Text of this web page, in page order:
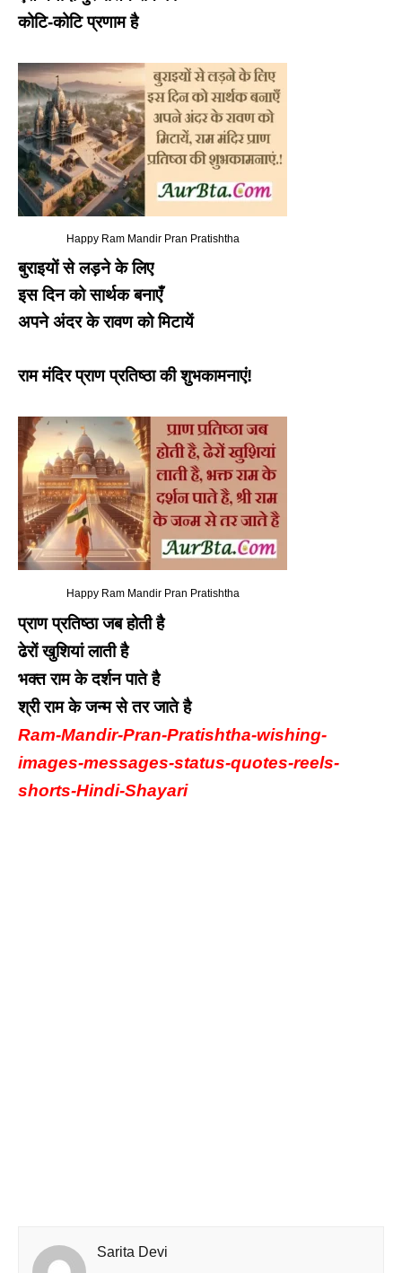
कोटि-कोटि प्रणाम है
Happy Ram Mandir Pran Pratishtha
बुराइयों से लड़ने के लिए
इस दिन को सार्थक बनाएँ
अपने अंदर के रावण को मिटायें
राम मंदिर प्राण प्रतिष्ठा की शुभकामनाएं!
Happy Ram Mandir Pran Pratishtha
प्राण प्रतिष्ठा जब होती है
ढेरों खुशियां लाती है
भक्त राम के दर्शन पाते है
श्री राम के जन्म से तर जाते है
Ram-Mandir-Pran-Pratishtha-wishing-
images-messages-status-quotes-reels-
shorts-Hindi-Shayari
Sarita Devi